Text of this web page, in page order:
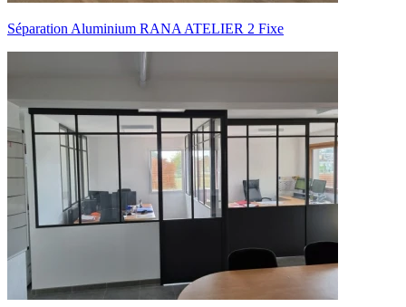
Séparation Aluminium RANA ATELIER 2 Fixe